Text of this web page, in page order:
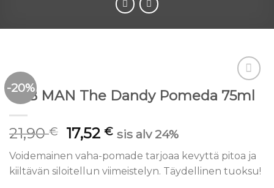
-20%
Lisää
toivelistaan
SEB MAN The Dandy Pomeda 75ml
21,90€ 17,52€ sis alv 24%
Voidemainen vaha-pomade tarjoaa kevyttä pitoa ja
kiiltävän siloitellun viimeistelyn. Täydellinen tuoksu!